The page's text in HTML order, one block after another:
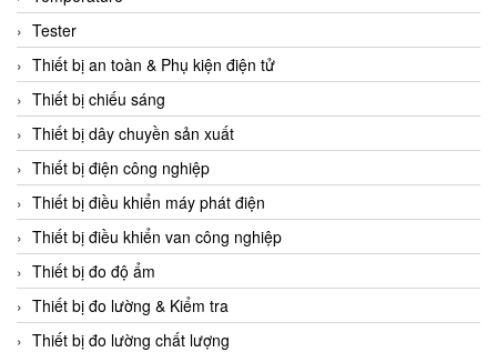
CCS
CD Automation
CEAG Sicherheitst
CEIA Vietnam
Celduc Vietnam
Cemb
Centec GmbH
CEQUBE
CHAUVIN ARNOUX
Checkline
Tester
Thiết bị an toàn & Phụ kiện điện tử
Thiết bị chiếu sáng
Thiết bị dây chuyền sản xuất
Thiết bị điện công nghiệp
Thiết bị điều khiển máy phát điện
Thiết bị điều khiển van công nghiệp
Thiết bị đo độ ẩm
Thiết bị đo lường & Kiểm tra
Thiết bị đo lường chất lượng